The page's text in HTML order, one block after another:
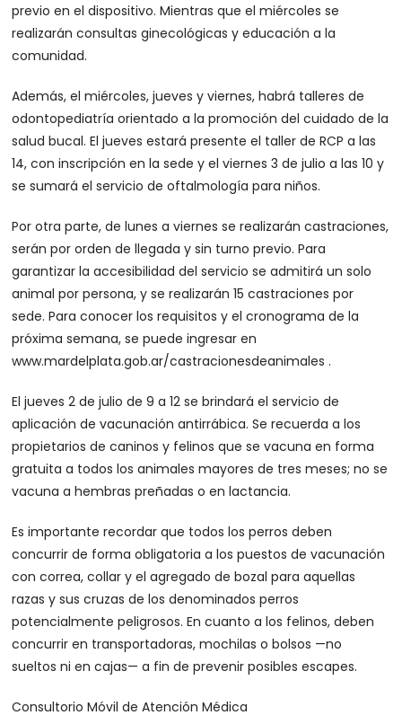
previo en el dispositivo. Mientras que el miércoles se
realizarán consultas ginecológicas y educación a la
comunidad.
Además, el miércoles, jueves y viernes, habrá talleres de
odontopediatría orientado a la promoción del cuidado de la
salud bucal. El jueves estará presente el taller de RCP a las
14, con inscripción en la sede y el viernes 3 de julio a las 10 y
se sumará el servicio de oftalmología para niños.
Por otra parte, de lunes a viernes se realizarán castraciones,
serán por orden de llegada y sin turno previo. Para
garantizar la accesibilidad del servicio se admitirá un solo
animal por persona, y se realizarán 15 castraciones por
sede. Para conocer los requisitos y el cronograma de la
próxima semana, se puede ingresar en
www.mardelplata.gob.ar/castracionesdeanimales .
El jueves 2 de julio de 9 a 12 se brindará el servicio de
aplicación de vacunación antirrábica. Se recuerda a los
propietarios de caninos y felinos que se vacuna en forma
gratuita a todos los animales mayores de tres meses; no se
vacuna a hembras preñadas o en lactancia.
Es importante recordar que todos los perros deben
concurrir de forma obligatoria a los puestos de vacunación
con correa, collar y el agregado de bozal para aquellas
razas y sus cruzas de los denominados perros
potencialmente peligrosos. En cuanto a los felinos, deben
concurrir en transportadoras, mochilas o bolsos —no
sueltos ni en cajas— a fin de prevenir posibles escapes.
Consultorio Móvil de Atención Médica